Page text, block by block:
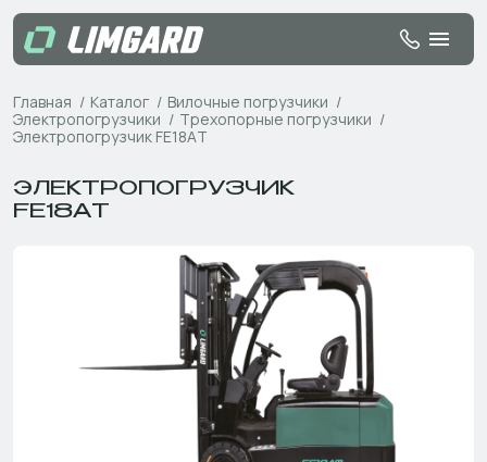
Главная Каталог
Вилочные погрузчики
Электропогрузчики
Трехопорные погрузчики
Электропогрузчик FE18AT
ЭЛЕКТРОПОГРУЗЧИК
FE18AT